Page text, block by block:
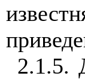
2.1.5.